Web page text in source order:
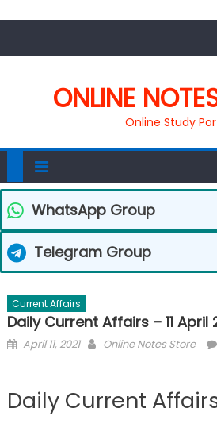
ONLINE
Online Study
WhatsApp Group
Telegram Group
Current Affairs
Daily Current Affairs – 11 April
April 11, 2021 Online Notes Store
Daily Current Affairs